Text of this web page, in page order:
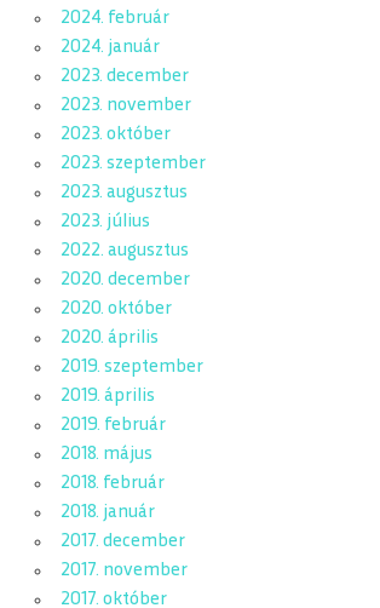
2024. február
2024. január
2023. december
2023. november
2023. október
2023. szeptember
2023. augusztus
2023. július
2022. augusztus
2020. december
2020. október
2020. április
2019. szeptember
2019. április
2019. február
2018. május
2018. február
2018. január
2017. december
2017. november
2017. október